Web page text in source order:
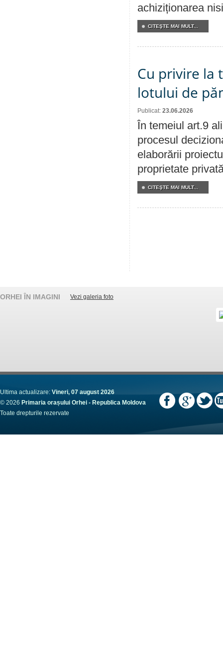
achiziționarea
CITEŞTE MAI MULT...
Cu privire la
lotului de
Publicat: 23.06.2026
În temeiul art.9
procesul
elaborării
proprietate
CITEŞTE MAI MULT...
ORHEI ÎN IMAGINI Vezi galeria foto
Ultima actualizare: Vineri, 07 august 2026
© 2026 Primaria orașului Orhei - Republica Moldova
Toate drepturile rezervate